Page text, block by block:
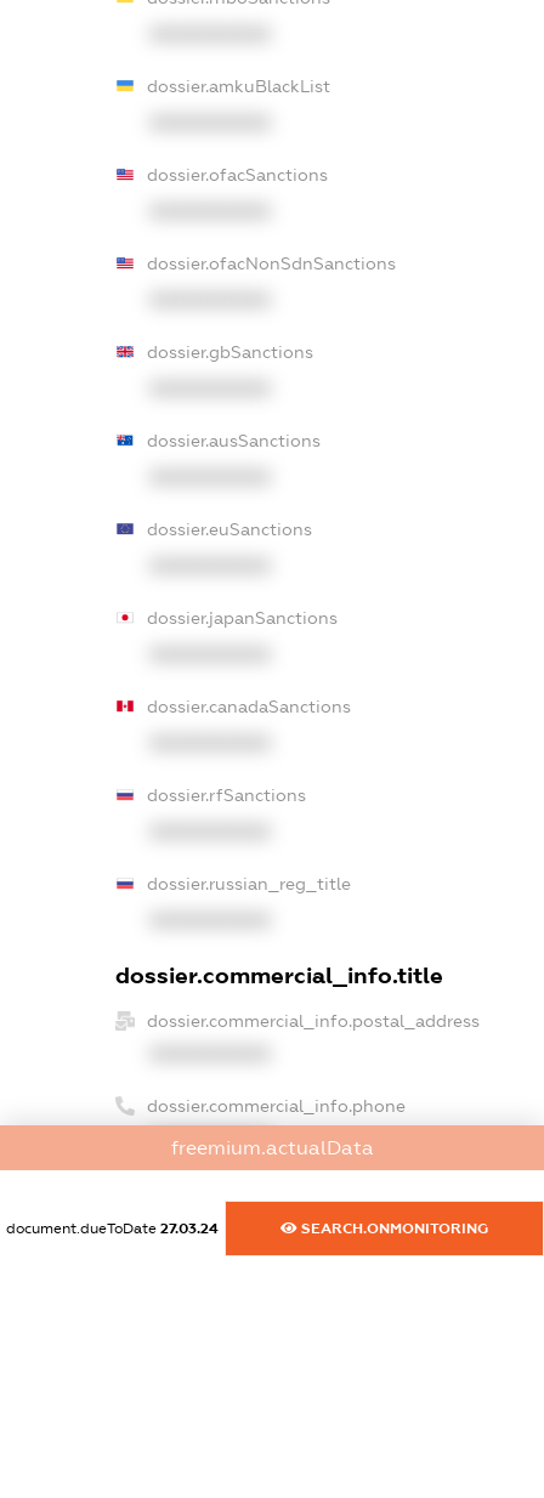
dossier.amkuBlackList
dossier.ofacSanctions
dossier.ofacNonSdnSanctions
dossier.gbSanctions
dossier.ausSanctions
dossier.euSanctions
dossier.japanSanctions
dossier.canadaSanctions
dossier.rfSanctions
dossier.russian_reg_title
dossier.commercial_info.title
dossier.commercial_info.postal_address
dossier.commercial_info.phone
XXXXXXXXXX
XXXXXXXXXX
freemium.actualData
document.dueToDate 27.03.24 SEARCH.ONMONITORING